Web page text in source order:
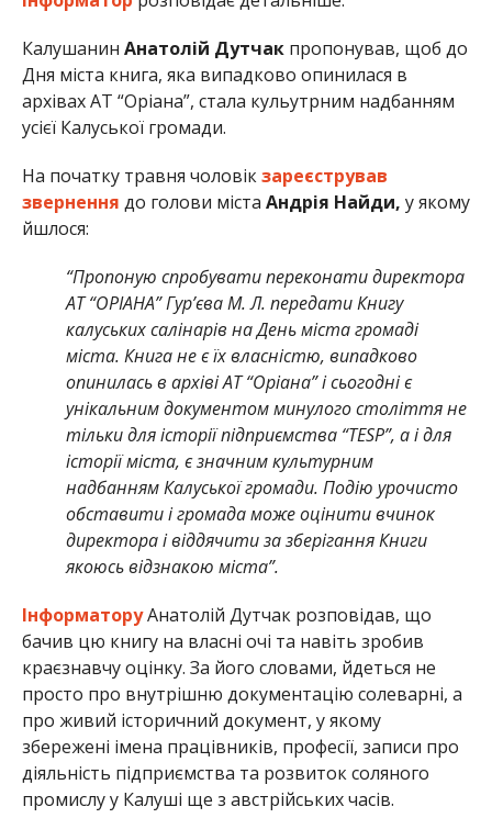
Калушанин Анатолій Дутчакпропонував, щоб до
Дня міста книга, яка випадково опинилася в
архівах АТ “Оріана”, стала кульутрним надбанням
усієї Калуської громади.
На початку травня чоловікзареєстрував
звернення до голови міста Андрія Найди, у якому
йшлося:
“Пропоную спробувати переконати директора
АТ “ОРІАНА” Гур’єва М. Л. передати Книгу
калуських салінарів на День міста громаді
міста. Книга не є їх власністю, випадково
опинилась в архіві АТ “Оріана” і сьогодні є
унікальним документом минулого століття не
тільки для історії підприємства “TESP”, а і для
історії міста, є значним культурним
надбанням Калуської громади. Подію урочисто
обставити і громада може оцінити вчинок
директора і віддячити за зберігання Книги
якоюсь відзнакою міста”.
ІнформаторуАнатолій Дутчак розповідав, що
бачив цю книгу на власні очі та навіть зробив
краєзнавчу оцінку. За його словами, йдеться не
просто про внутрішню документацію солеварні, а
про живий історичний документ, у якому
збережені імена працівників, професії, записи про
діяльність підприємства та розвиток соляного
промислу у Калуші ще з австрійських часів.